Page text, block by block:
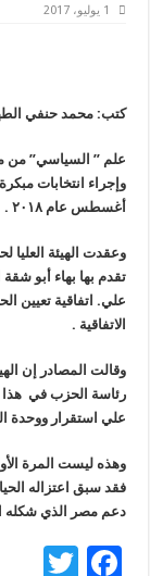
1 يوليو، 2017
كتب: محمد حنفي
علم ” السياسي” من
وإجراء انتخابات
أغسطس عام ٢٠١٨ .
وعقدت الهيئة العليا
تقدم بها بهاء أبو
علي. اتفاقية تعيين
الاتفاقية .
وقالت المصادر إن
رئاسة الحزب في هذا
علي استقرار ووحدة
وهذه ليست المرة
فقد سبق اعتزاله
دعم مصر الذي شكله
F